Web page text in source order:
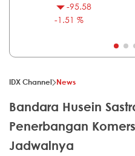
-95.58
-1.51 %
IDX Channel News
Bandara Husein
Penerbangan
Jadwalnya